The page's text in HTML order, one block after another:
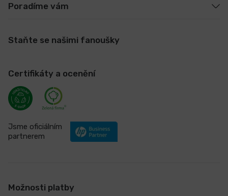
Poradíme vám
Staňte se našimi fanoušky
Certifikáty a ocenění
Jsme oficiálním
partnerem
Možnosti platby